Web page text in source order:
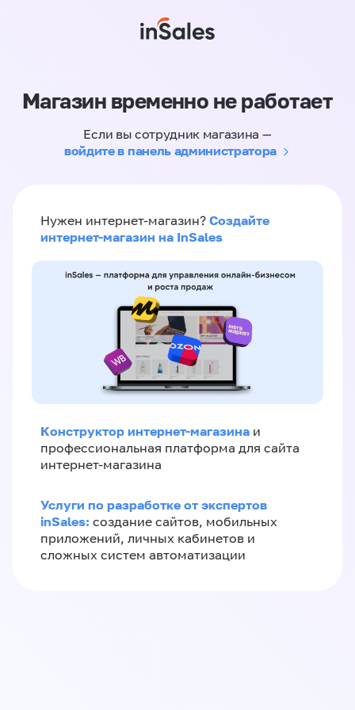
Магазин временно не работает
Если вы сотрудник магазина —
войдите в панель администратора
Нужен интернет-магазин? Создайте
интернет-магазин на InSales
Конструктор интернет-магазина и
профессиональная платформа для сайта
интернет-магазина
Услуги по разработке от экспертов
inSales: создание сайтов, мобильных
приложений, личных кабинетов и
сложных систем автоматизации